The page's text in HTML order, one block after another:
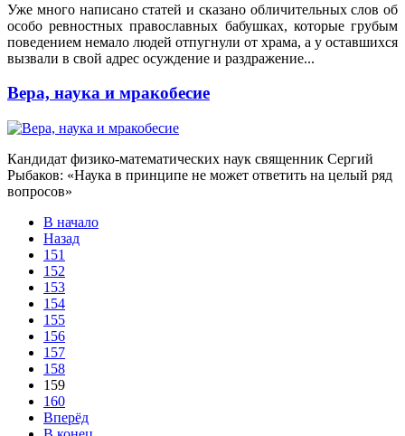
Уже много написано статей и сказано обличительных слов об
особо ревностных православных бабушках, которые грубым
поведением немало людей отпугнули от храма, а у оставшихся
вызвали в свой адрес осуждение и раздражение...
Вера, наука и мракобесие
Кандидат физико-математических наук священник Сергий
Рыбаков: «Наука в принципе не может ответить на целый ряд
вопросов»
В начало
Назад
151
152
153
154
155
156
157
158
159
160
Вперёд